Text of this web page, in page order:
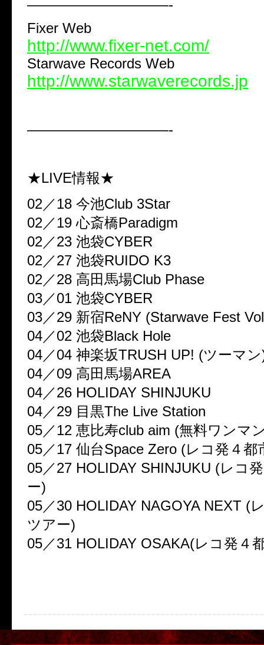
——————————-
Fixer Web
http://www.fixer-net.com/
Starwave Records Web
http://www.starwaverecords.jp
——————————-
★LIVE情報★
02／18 今池Club 3Star
02／19 心斎橋Paradigm
02／23 池袋CYBER
02／27 池袋RUIDO K3
02／28 高田馬場Club Phase
03／01 池袋CYBER
03／29 新宿ReNY (Starwave Fest
04／02 池袋Black Hole
04／04 神楽坂TRUSH UP! (ツーマ
04／09 高田馬場AREA
04／26 HOLIDAY SHINJUKU
04／29 目黒The Live Station
05／12 恵比寿club aim (無料ワンマ
05／17 仙台Space Zero (レコ発４都
05／27 HOLIDAY SHINJUKU (レコ
ー)
05／30 HOLIDAY NAGOYA NEXT (
ツアー)
05／31 HOLIDAY OSAKA(レコ発４